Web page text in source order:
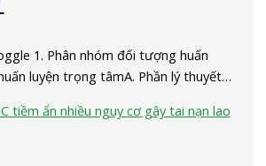
1. Phân nhóm đối tượng huấn
luyện trọng tâmA. Phần lý thuyết…